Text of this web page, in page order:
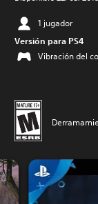
1 jugador
Versión para PS4
Vibración del